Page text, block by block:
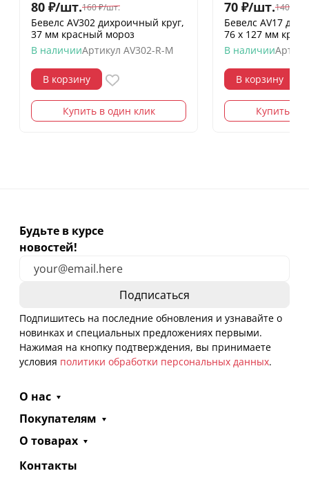
80 ₽/шт.160 ₽/шт.
Бевелс AV302 дихроичный круг,
37 мм красный мороз
В наличииАртикул AV302-R-M
В корзину
Купить в один клик
70 ₽/шт.140
Бевелс AV17
76 х 127 мм
В наличии
В корзину
Купить в
Будьте в курсе
новостей!
Подпишитесь на последние обновления и узнавайте о
новинках и специальных предложениях первыми.
Нажимая на кнопку подтверждения, вы принимаете
условия политики обработки персональных данных.
О нас
Покупателям
О товарах
Контакты